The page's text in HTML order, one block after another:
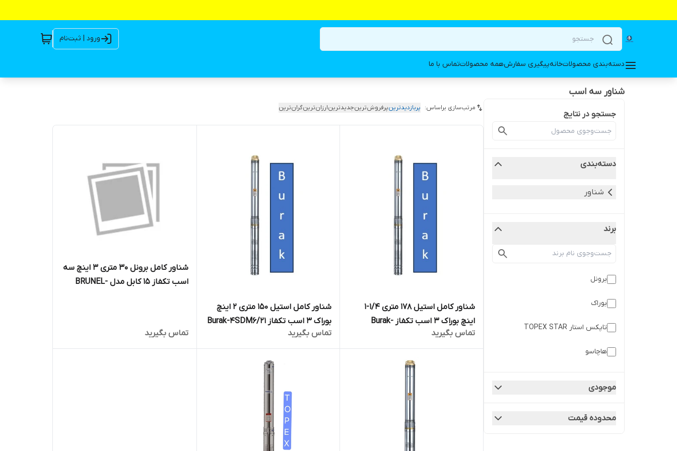
ورود | ثبت‌نام
دسته‌بندی محصولاتخانهپیگیری سفارشهمه محصولاتتماس با ما
شناور سه اسب
جستجو در نتایج
دسته‌بندی
شناور
برند
برونل
بوراک
تاپکس استار TOPEX STAR
هاچاسو
موجودی
محدوده قیمت
مرتب‌سازی براساس: پربازدیدترینپرفروش‌ترینجدیدترینارزان‌ترینگران‌ترین
شناور کامل استیل 178 متری 1/4-1
اینچ بوراک 3 اسب تکفاز Burak-
اینچ
تماس بگیرید
شناور کامل استیل 150 متری 2 اینچ
بوراک 3 اسب تکفاز Burak-4SDM6/21
| پمپ تنه 4 اینچ
تماس بگیرید
شناور کامل برونل 30 متری 3 اینچ سه
اسب تکفاز 15 کابل مدل BRUNEL-
تماس بگیرید